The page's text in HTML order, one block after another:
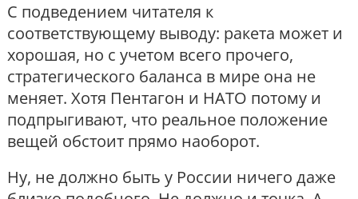
С подведением читателя к
соответствующему выводу: ракета может и
хорошая, но с учетом всего прочего,
стратегического баланса в мире она не
меняет. Хотя Пентагон и НАТО потому и
подпрыгивают, что реальное положение
вещей обстоит прямо наоборот.
Ну, не должно быть у России ничего даже